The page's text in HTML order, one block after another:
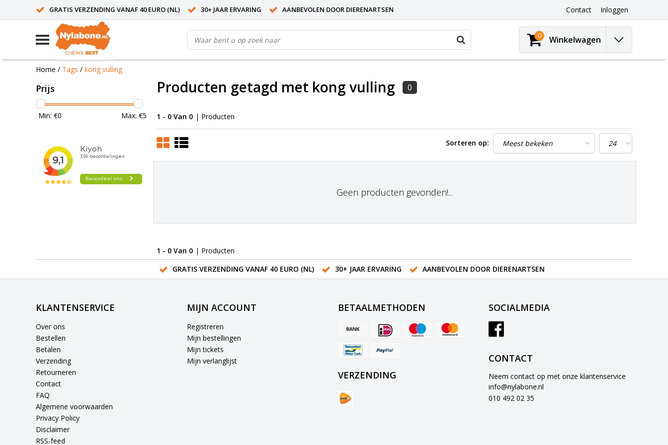
GRATIS VERZENDING VANAF 40 EURO (NL) 30+ JAAR ERVARING AANBEVOLEN DOOR DIERENARTSEN Contact Inloggen
0 Winkelwagen
Home / Tags / kong vulling
Prijs
Min: €0 Max: €5
Producten getagd met kong vulling 0
1 - 0 Van 0 | Producten
Sorteren op:
Geen producten gevonden!...
1 - 0 Van 0 | Producten
GRATIS VERZENDING VANAF 40 EURO (NL)
30+ JAAR ERVARING AANBEVOLEN DOOR DIERENARTSEN
KLANTENSERVICE
Over ons
Bestellen
Betalen
Verzending
Retourneren
Contact
FAQ
Algemene voorwaarden
Privacy Policy
Disclaimer
RSS-feed
MIJN ACCOUNT
Registreren
Mijn bestellingen
Mijn tickets
Mijn verlanglijst
BETAALMETHODEN
VERZENDING
SOCIALMEDIA
CONTACT
Neem contact op met onze klantenservice
info@nylabone.nl
010 492 02 35